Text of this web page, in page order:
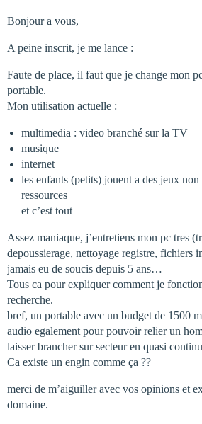
Bonjour a vous,
A peine inscrit, je me lance :
Faute de place, il faut que je change mon
portable.
Mon utilisation actuelle :
multimedia : video branché sur la TV
musique
internet
les enfants (petits) jouent a des jeux non
ressources
et c’est tout
Assez maniaque, j’entretiens mon pc tres
depoussierage, nettoyage registre, fichiers
jamais eu de soucis depuis 5 ans…
Tous ca pour expliquer comment je
recherche.
bref, un portable avec un budget de 1500
audio egalement pour pouvoir relier un
laisser brancher sur secteur en quasi
Ca existe un engin comme ça ??
merci de m’aiguiller avec vos opinions et
domaine.